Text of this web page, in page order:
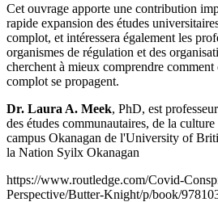
Cet ouvrage apporte une contribution
rapide expansion des études
complot, et intéressera également les
organismes de régulation et des
cherchent à mieux comprendre
complot se propagent.
Dr. Laura A. Meek, PhD, est
des études communautaires, de la
campus Okanagan de l'University of
la Nation Syilx Okanagan
https://www.routledge.com/Covid-
Perspective/Butter-Knight/p/book/